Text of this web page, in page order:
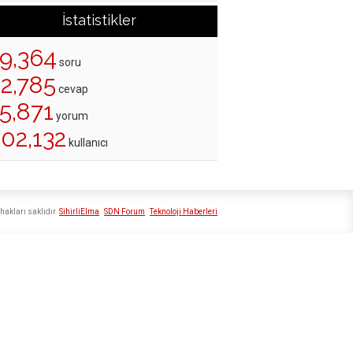
İstatistikler
soru
cevap
yorum
kullanıcı
SihirliElma SDN Forum Teknoloji Haberleri
saklıdır